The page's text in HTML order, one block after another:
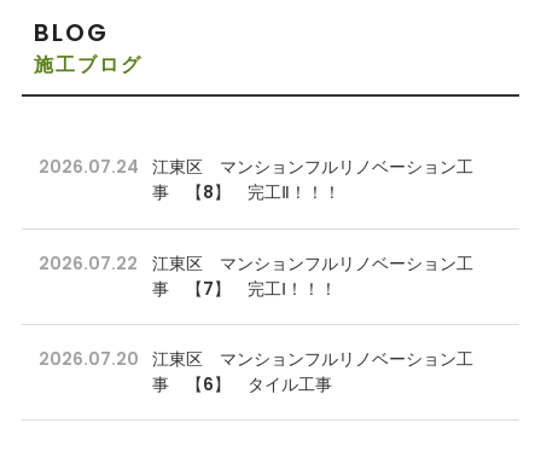
BLOG
施工ブログ
2026.07.24
江東区 マンションフルリノベーション工
事 【8】 完工Ⅱ！！！
2026.07.22
江東区 マンションフルリノベーション工
事 【7】 完工Ⅰ！！！
2026.07.20
江東区 マンションフルリノベーション工
事 【6】 タイル工事